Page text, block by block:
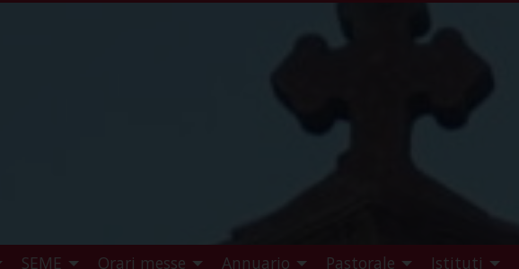
SEME Orari messe Annuario Pastorale Istituti